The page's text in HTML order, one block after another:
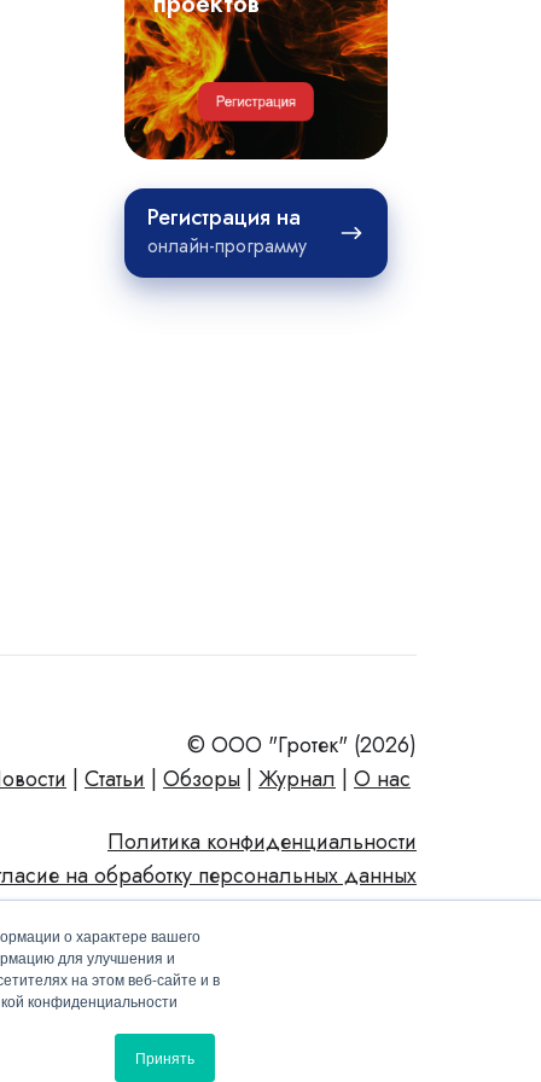
о характере вашего
для улучшения и
на этом веб-сайте и в
конфиденциальности
Принять
проектов
Регистрация на
онлайн-программу
Регистрация
© ООО "Гротек" (2026)
Статьи Обзоры Журнал О нас
Политика конфиденциальности
на обработку персональных данных